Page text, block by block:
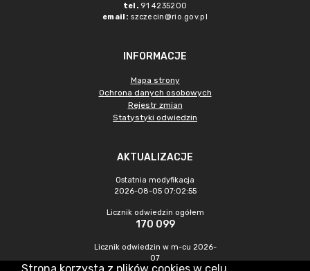
tel. 91 4235200
email: szczecin@rio.gov.pl
INFORMACJE
Mapa strony
Ochrona danych osobowych
Rejestr zmian
Statystyki odwiedzin
AKTUALIZACJE
Ostatnia modyfikacja
2026-08-05 07:02:55
Licznik odwiedzin ogółem
170 099
Licznik odwiedzin w m-cu 2026-
07